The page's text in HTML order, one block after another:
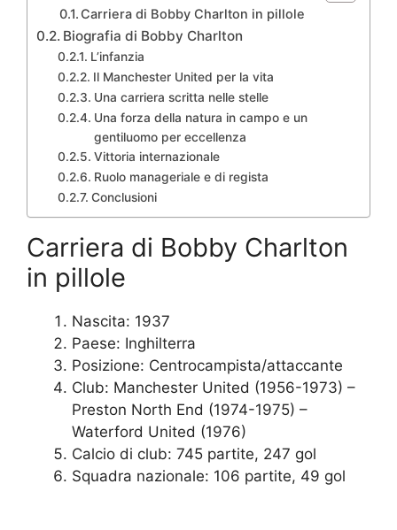
Carriera di Bobby Charlton in pillole
Biografia di Bobby Charlton
L’infanzia
Il Manchester United per la vita
Una carriera scritta nelle stelle
Una forza della natura in campo e un
gentiluomo per eccellenza
Vittoria internazionale
Ruolo manageriale e di regista
Conclusioni
Carriera di Bobby Charlton
in pillole
Nascita: 1937
Paese: Inghilterra
Posizione: Centrocampista/attaccante
Club: Manchester United (1956-1973) –
Preston North End (1974-1975) –
Waterford United (1976)
Calcio di club: 745 partite, 247 gol
Squadra nazionale: 106 partite, 49 gol